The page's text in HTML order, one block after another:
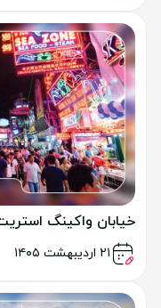
خیابان واکینگ استریت
۲۱ اردیبهشت ۱۴۰۵